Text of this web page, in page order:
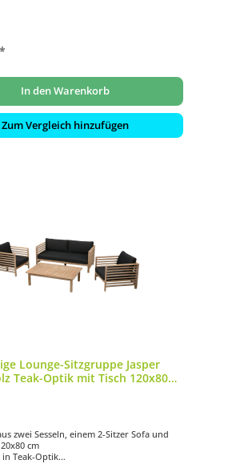
In den Warenkorb
Zum Vergleich hinzufügen
Lounge-Sitzgruppe Jasper
Teak-Optik mit Tisch 120x80
zwei Sesseln, einem 2-Sitzer Sofa und
cm
in Teak-Optik